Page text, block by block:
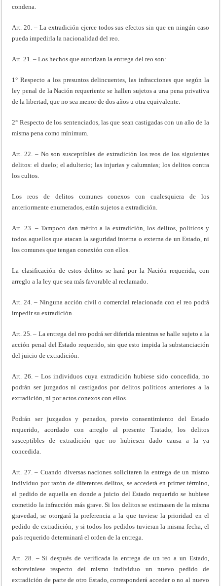
condena.
Art. 20. – La extradición ejerce todos sus efectos sin que en ningún caso
pueda impedirla la nacionalidad del reo.
Art. 21. – Los hechos que autorizan la entrega del reo son:
1° Respecto a los presuntos delincuentes, las infracciones que según la
ley penal de la Nación requeriente se hallen sujetos a una pena privativa
de la libertad, que no sea menor de dos años u otra equivalente.
2° Respecto de los sentenciados, las que sean castigadas con un año de la
misma pena como mínimum.
Art. 22. – No son susceptibles de extradición los reos de los siguientes
delitos: el duelo; el adulterio; las injurias y calumnias; los delitos contra
los cultos.
Los reos de delitos comunes conexos con cualesquiera de los
anteriormente enumerados, están sujetos a extradición.
Art. 23. – Tampoco dan mérito a la extradición, los delitos, políticos y
todos aquellos que atacan la seguridad interna o externa de un Estado, ni
los comunes que tengan conexión con ellos.
La clasificación de estos delitos se hará por la Nación requerida, con
arreglo a la ley que sea más favorable al reclamado.
Art. 24. – Ninguna acción civil o comercial relacionada con el reo podrá
impedir su extradición.
Art. 25. – La entrega del reo podrá ser diferida mientras se halle sujeto a la
acción penal del Estado requerido, sin que esto impida la substanciación
del juicio de extradición.
Art. 26. – Los individuos cuya extradición hubiese sido concedida, no
podrán ser juzgados ni castigados por delitos políticos anteriores a la
extradición, ni por actos conexos con ellos.
Podrán ser juzgados y penados, previo consentimiento del Estado
requerido, acordado con arreglo al presente Tratado, los delitos
susceptibles de extradición que no hubiesen dado causa a la ya
concedida.
Art. 27. – Cuando diversas naciones solicitaren la entrega de un mismo
individuo por razón de diferentes delitos, se accederá en primer término,
al pedido de aquella en donde a juicio del Estado requerido se hubiese
cometido la infracción más grave. Si los delitos se estimasen de la misma
gravedad, se otorgará la preferencia a la que tuviese la prioridad en el
pedido de extradición; y si todos los pedidos tuvieran la misma fecha, el
país requerido determinará el orden de la entrega.
Art. 28. – Si después de verificada la entrega de un reo a un Estado,
sobreviniese respecto del mismo individuo un nuevo pedido de
extradición de parte de otro Estado, corresponderá acceder o no al nuevo